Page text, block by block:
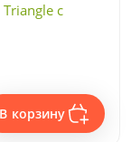
с
В корзину